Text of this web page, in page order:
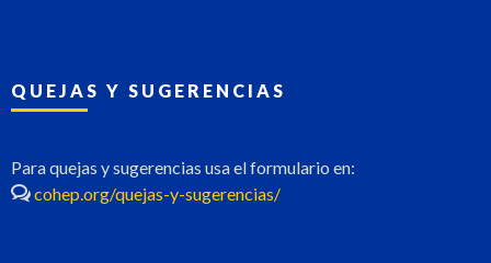
QUEJAS Y SUGERENCIAS
Para quejas y sugerencias usa el formulario en:
cohep.org/quejas-y-sugerencias/